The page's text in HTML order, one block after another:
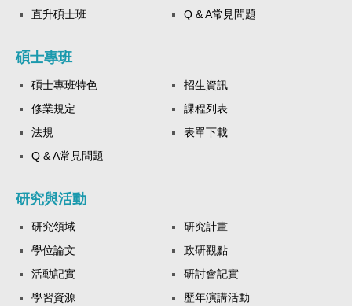
直升碩士班
Q & A常見問題
碩士專班
碩士專班特色
招生資訊
修業規定
課程列表
法規
表單下載
Q & A常見問題
研究與活動
研究領域
研究計畫
學位論文
政研觀點
活動記實
研討會記實
學習資源
歷年演講活動